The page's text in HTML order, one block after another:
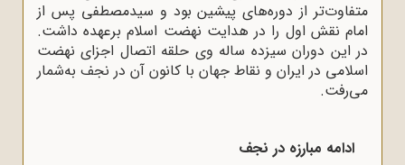
متفاو‌ت‌تر از دوره‌های پیشین بود و سیدمصطفی پس از
امام نقش اول را در هدایت نهضت اسلام برعهده داشت.
در این دوران سیزده ساله وی حلقه اتصال اجزای نهضت
اسلامی در ایران و نقاط جهان با کانون آن در نجف به‌شمار
می‌رفت.
ادامه مبارزه در نجف